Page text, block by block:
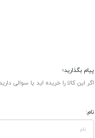
پیام بگذارید؛
اگر این کالا را خریده اید یا سوالی
نام: